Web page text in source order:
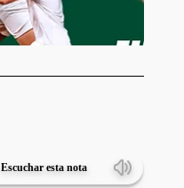
Escuchar esta nota